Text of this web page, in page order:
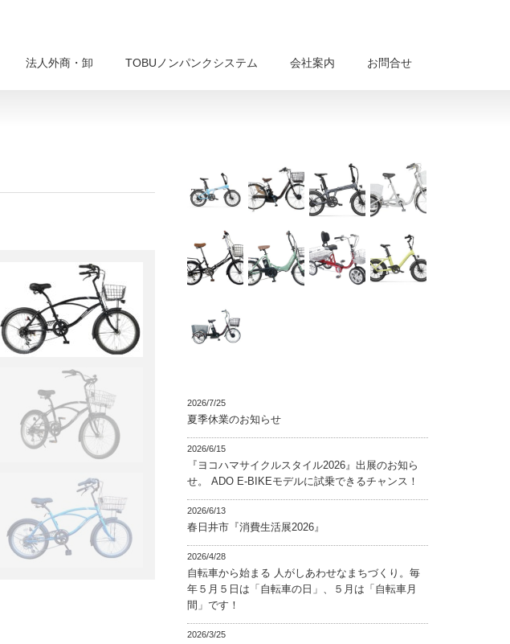
法人外商・卸 TOBUノンパンクシステム 会社案内 お問合せ
2026/7/25
夏季休業のお知らせ
2026/6/15
『ヨコハマサイクルスタイル2026』出展のお知ら
せ。 ADO E-BIKEモデルに試乗できるチャンス！
2026/6/13
春日井市『消費生活展2026』
2026/4/28
自転車から始まる 人がしあわせなまちづくり。毎
年５月５日は「自転車の日」、５月は「自転車月
間」です！
2026/3/25